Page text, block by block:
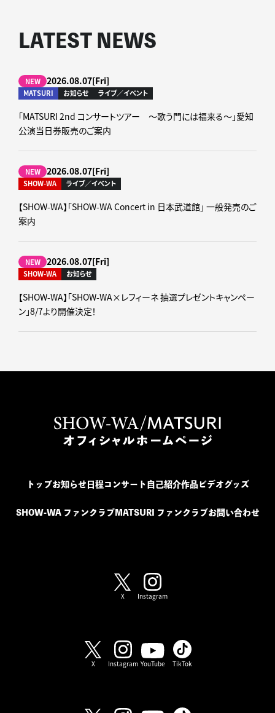
LATEST NEWS
NEW 2026.08.07[Fri]
MATSURI お知らせ ライブ／イベント
「MATSURI 2nd コンサートツアー ～歌う門には福来る～」愛知
公演当日券販売のご案内
NEW 2026.08.07[Fri]
SHOW-WA ライブ／イベント
【SHOW-WA】「SHOW-WA Concert in 日本武道館」 一般発売のご
案内
NEW 2026.08.07[Fri]
SHOW-WA お知らせ
【SHOW-WA】「SHOW-WA×レフィーネ 抽選プレゼントキャンペー
ン」8/7より開催決定！
トップお知らせ日程コンサート 自己紹介作品ビデオグッズ
SHOW-WA ファンクラブ MATSURI ファンクラブ お問い合わせ
X Instagram
X Instagram YouTube TikTok